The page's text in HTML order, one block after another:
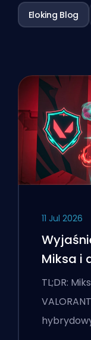
Eloking Blog
11 Jul 2026
Miksa i
TL;DR: